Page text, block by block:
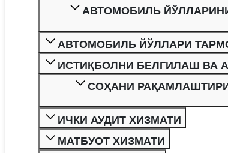
АВТОМОБИЛЬ
АВТОМОБИЛЬ ЙЎЛЛАРИ
ИСТИҚБОЛНИ БЕЛГИЛАШ ВА
СОҲАНИ
ИЧКИ АУДИТ ХИЗМАТИ
МАТБУОТ ХИЗМАТИ